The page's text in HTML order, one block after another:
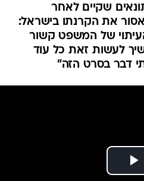
שקיים לאחר
את הקרנתו בישראל:
של המשפט קשור
לעשות זאת כל עוד
דבר בסרט הזה"